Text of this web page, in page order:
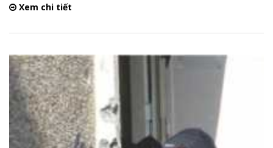
Xem chi tiết